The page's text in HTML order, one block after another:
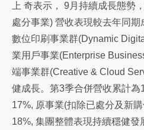
上 奇表示， 9月持續成長態勢
處分事業) 營收表現較去年同
數位印刷事業群(Dynamic
業用戶事業(Enterprise
端事業群(Creative & Cloud
健成長。第3季合併營收累計
17%, 原事業(扣除已處分及新
18%, 集團整體表現持續穩健發